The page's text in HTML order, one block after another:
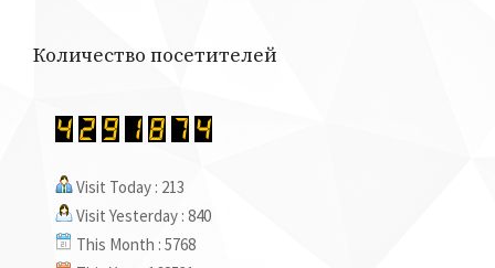
Количество посетителей
Visit Today : 213
Visit Yesterday : 840
This Month : 5768